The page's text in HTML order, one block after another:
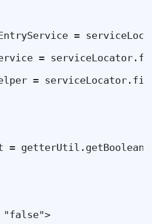
=
=
=
=